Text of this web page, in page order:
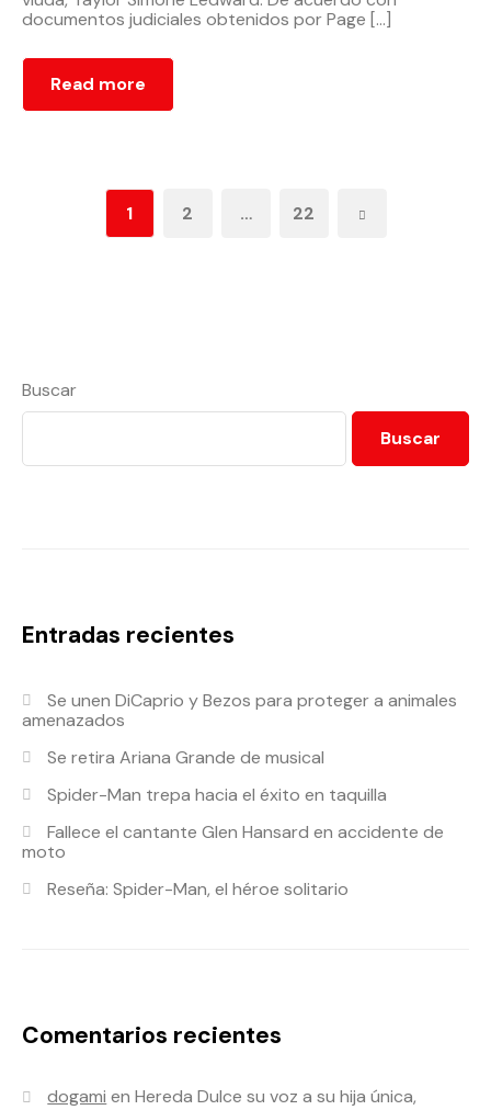
documentos judiciales obtenidos por Page […]
Read more
1 2 … 22
Buscar
Buscar
Entradas recientes
Se unen DiCaprio y Bezos para proteger a animales
amenazados
Se retira Ariana Grande de musical
Spider-Man trepa hacia el éxito en taquilla
Fallece el cantante Glen Hansard en accidente de
moto
Reseña: Spider-Man, el héroe solitario
Comentarios recientes
dogami enHereda Dulce su voz a su hija única,